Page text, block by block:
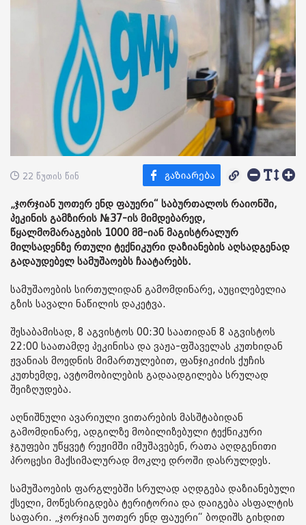
22 წუთის წინ
„ჯორჯიან უოთერ ენდ ფაუერი“ საბურთალოს რაიონში,
პეკინის გამზირის №37-ის მიმდებარედ,
წყალმომარაგების 1000 მმ-იან მაგისტრალურ
მილსადენზე რთული ტექნიკური დაზიანების აღსადგენად
გადაუდებელ სამუშაოებს ჩაატარებს.
სამუშაოების სირთულიდან გამომდინარე, აუცილებელია
გზის სავალი ნაწილის დაკეტვა.
შესაბამისად, 8 აგვისტოს 00:30 საათიდან 8 აგვისტოს
22:00 საათამდე პეკინისა და ვაჟა-ფშაველას კუთხიდან
ჟვანიას მოედნის მიმართულებით, ფანჯიკიძის ქუჩის
კუთხემდე, ავტომობილების გადაადგილება სრულად
შეიზღუდება.
აღნიშნული ავარიული ვითარების მასშტაბიდან
გამომდინარე, ადგილზე მობილიზებული ტექნიკური
ჯგუფები უწყვეტ რეჟიმში იმუშავებენ, რათა აღდგენითი
პროცესი მაქსიმალურად მოკლე დროში დასრულდეს.
სამუშაოების ფარგლებში სრულად აღდგება დაზიანებული
ქსელი, მოწესრიგდება ტერიტორია და დაიგება ასფალტის
საფარი. „ჯორჯიან უოთერ ენდ ფაუერი“ ბოდიშს გიხდით